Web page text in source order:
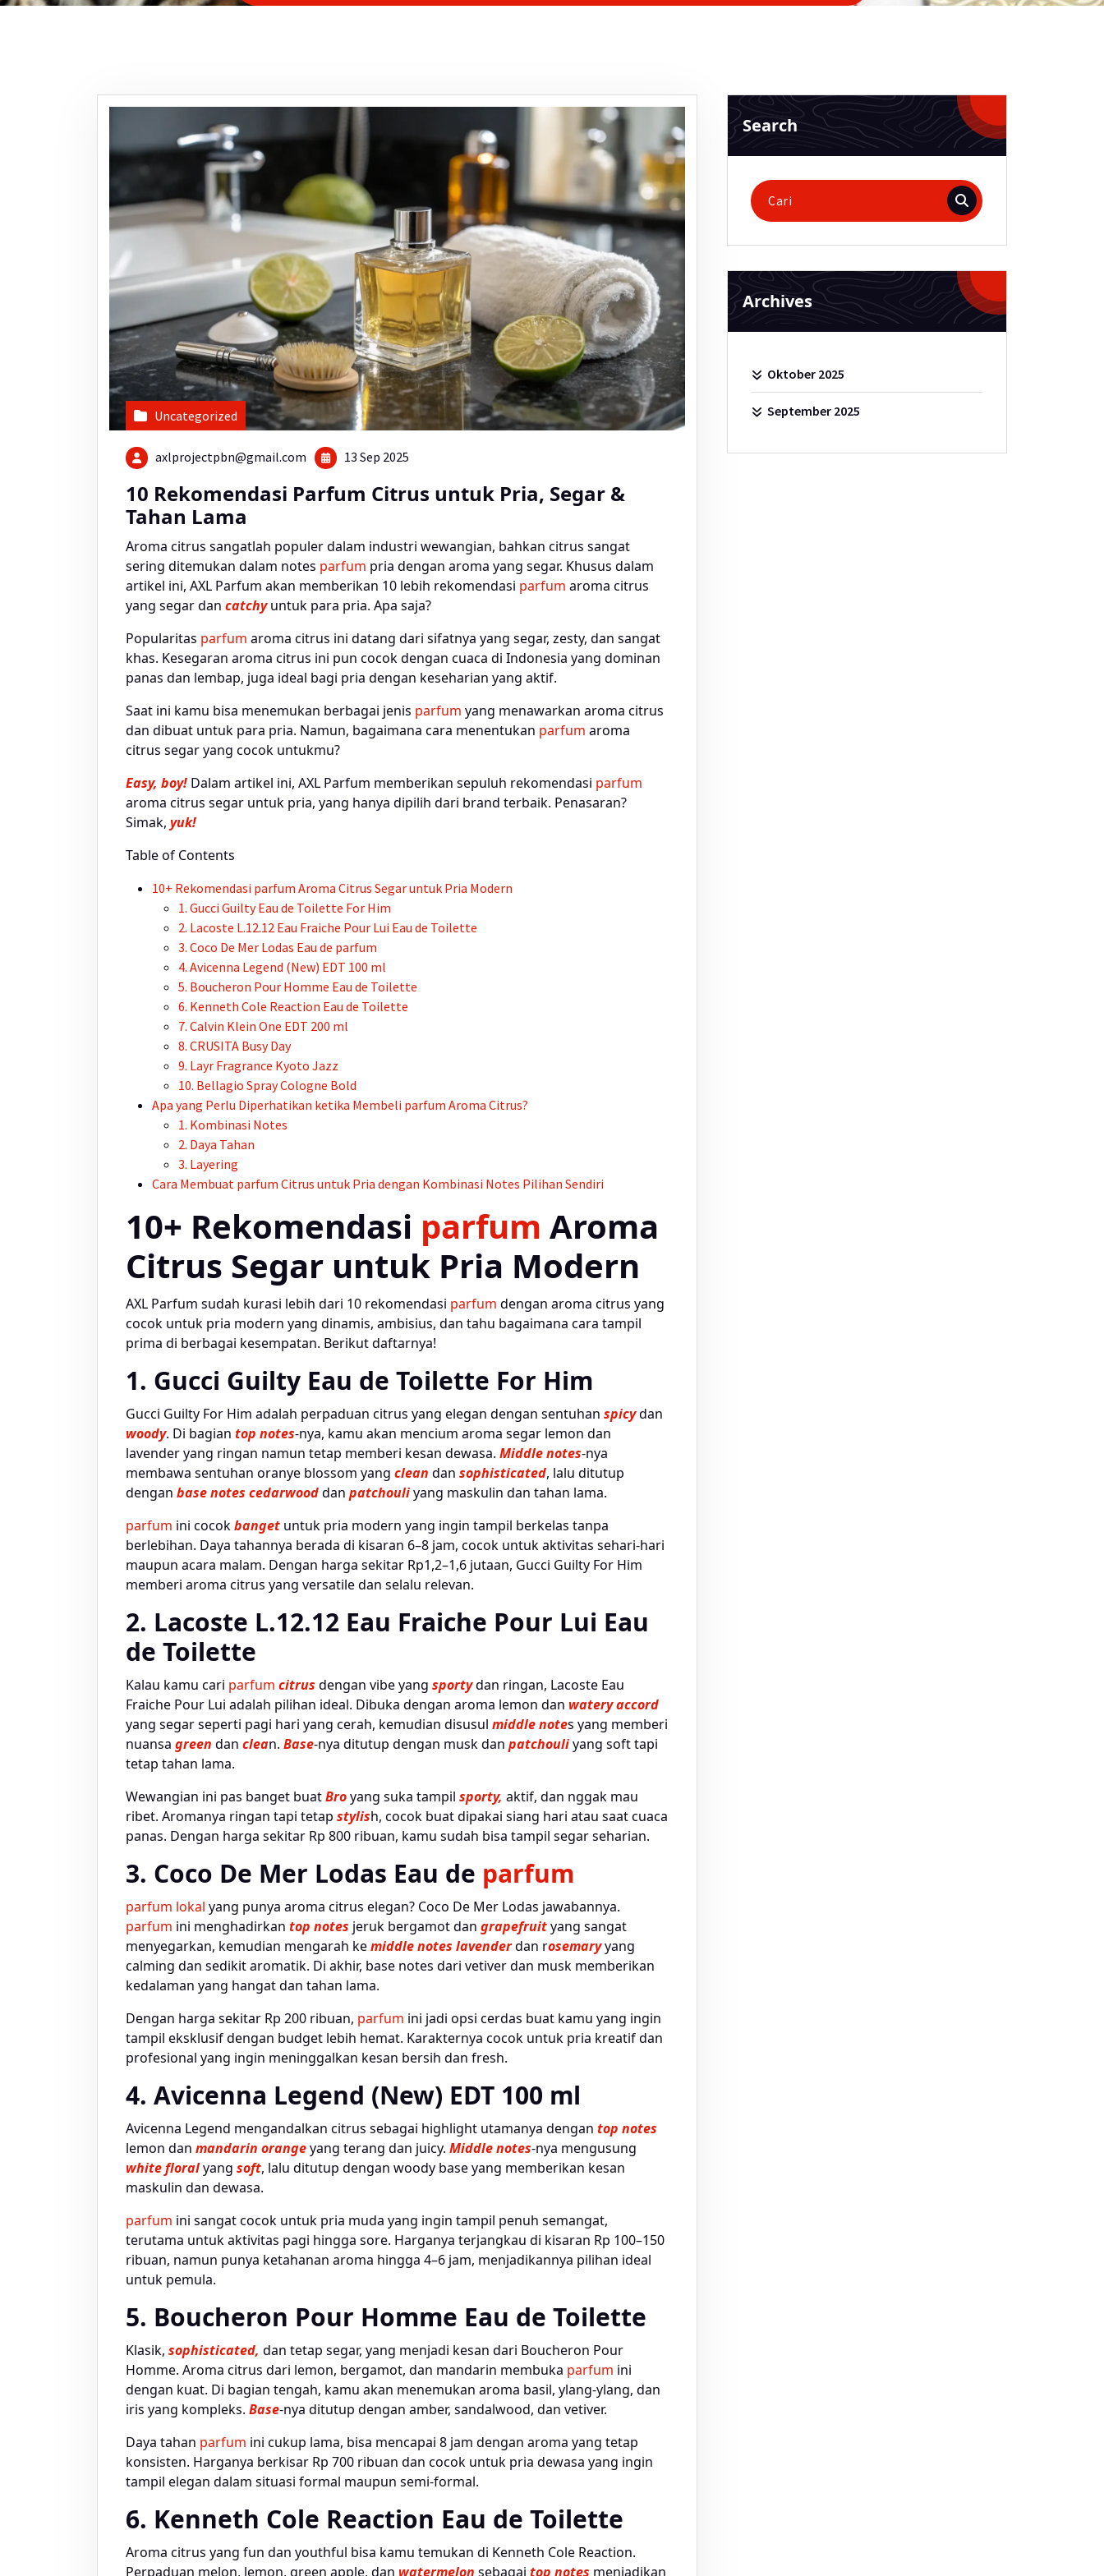
Uncategorized
axlprojectpbn@gmail.com 13 Sep 2025
10 Rekomendasi Parfum Citrus untuk Pria, Segar &
Tahan Lama
Aroma citrus sangatlah populer dalam industri wewangian, bahkan citrus sangat
sering ditemukan dalam notes parfum pria dengan aroma yang segar. Khusus dalam
artikel ini, AXL Parfum akan memberikan 10 lebih rekomendasi parfum aroma citrus
yang segar dan catchyuntuk para pria. Apa saja?
Popularitas parfum aroma citrus ini datang dari sifatnya yang segar, zesty, dan sangat
khas. Kesegaran aroma citrus ini pun cocok dengan cuaca di Indonesia yang dominan
panas dan lembap, juga ideal bagi pria dengan keseharian yang aktif.
Saat ini kamu bisa menemukan berbagai jenis parfum yang menawarkan aroma citrus
dan dibuat untuk para pria. Namun, bagaimana cara menentukan parfum aroma
citrus segar yang cocok untukmu?
Easy, boy! Dalam artikel ini, AXL Parfum memberikan sepuluh rekomendasi parfum
aroma citrus segar untuk pria, yang hanya dipilih dari brand terbaik. Penasaran?
Simak, yuk!
Table of Contents
10+ Rekomendasi parfum Aroma Citrus Segar untuk Pria Modern
1. Gucci Guilty Eau de Toilette For Him
2. Lacoste L.12.12 Eau Fraiche Pour Lui Eau de Toilette
3. Coco De Mer Lodas Eau de parfum
4. Avicenna Legend (New) EDT 100 ml
5. Boucheron Pour Homme Eau de Toilette
6. Kenneth Cole Reaction Eau de Toilette
7. Calvin Klein One EDT 200 ml
8. CRUSITA Busy Day
9. Layr Fragrance Kyoto Jazz
10. Bellagio Spray Cologne Bold
Apa yang Perlu Diperhatikan ketika Membeli parfum Aroma Citrus?
1. Kombinasi Notes
2. Daya Tahan
3. Layering
Cara Membuat parfum Citrus untuk Pria dengan Kombinasi Notes Pilihan Sendiri
10+ Rekomendasi parfum Aroma
Citrus Segar untuk Pria Modern
AXL Parfum sudah kurasi lebih dari 10 rekomendasi parfum dengan aroma citrus yang
cocok untuk pria modern yang dinamis, ambisius, dan tahu bagaimana cara tampil
prima di berbagai kesempatan. Berikut daftarnya!
1. Gucci Guilty Eau de Toilette For Him
Gucci Guilty For Him adalah perpaduan citrus yang elegan dengan sentuhan spicydan
woody. Di bagian top notes-nya, kamu akan mencium aroma segar lemon dan
lavender yang ringan namun tetap memberi kesan dewasa. Middle notes-nya
membawa sentuhan oranye blossom yang clean dan sophisticated, lalu ditutup
dengan base notes cedarwooddan patchouliyang maskulin dan tahan lama.
parfum ini cocokbanget untuk pria modern yang ingin tampil berkelas tanpa
berlebihan. Daya tahannya berada di kisaran 6–8 jam, cocok untuk aktivitas sehari-hari
maupun acara malam. Dengan harga sekitar Rp1,2–1,6 jutaan, Gucci Guilty For Him
memberi aroma citrus yang versatile dan selalu relevan.
2. Lacoste L.12.12 Eau Fraiche Pour Lui Eau
de Toilette
Kalau kamu cari parfum citrus dengan vibe yang sportydan ringan, Lacoste Eau
Fraiche Pour Lui adalah pilihan ideal. Dibuka dengan aroma lemon dan wateryaccord
yang segar seperti pagi hari yang cerah, kemudian disusul middle notes yang memberi
nuansa green dan clean. Base-nya ditutup dengan musk dan patchouliyang soft tapi
tetap tahan lama.
Wewangian ini pas banget buatBroyang suka tampil sporty, aktif, dan nggak mau
ribet. Aromanya ringan tapi tetap stylish, cocok buat dipakai siang hari atau saat cuaca
panas. Dengan harga sekitar Rp 800 ribuan, kamu sudah bisa tampil segar seharian.
3. Coco De Mer Lodas Eau de parfum
parfum lokal yang punya aroma citrus elegan? Coco De Mer Lodas jawabannya.
parfum ini menghadirkan top notes jeruk bergamot dan grapefruityang sangat
menyegarkan, kemudian mengarah kemiddle notes lavenderdan rosemaryyang
calming dan sedikit aromatik. Di akhir, base notes dari vetiver dan musk memberikan
kedalaman yang hangat dan tahan lama.
Dengan harga sekitar Rp 200 ribuan, parfum ini jadi opsi cerdas buat kamu yang ingin
tampil eksklusif dengan budget lebih hemat. Karakternya cocok untuk pria kreatif dan
profesional yang ingin meninggalkan kesan bersih dan fresh.
4. Avicenna Legend (New) EDT 100 ml
Avicenna Legend mengandalkan citrus sebagai highlight utamanya dengan top notes
lemon dan mandarin orangeyang terang dan juicy. Middle notes-nya mengusung
white floralyang soft, lalu ditutup dengan woody base yang memberikan kesan
maskulin dan dewasa.
parfum ini sangat cocok untuk pria muda yang ingin tampil penuh semangat,
terutama untuk aktivitas pagi hingga sore. Harganya terjangkau di kisaran Rp 100–150
ribuan, namun punya ketahanan aroma hingga 4–6 jam, menjadikannya pilihan ideal
untuk pemula.
5. Boucheron Pour Homme Eau de Toilette
Klasik, sophisticated, dan tetap segar, yang menjadi kesan dari Boucheron Pour
Homme. Aroma citrus dari lemon, bergamot, dan mandarin membuka parfum ini
dengan kuat. Di bagian tengah, kamu akan menemukan aroma basil, ylang-ylang, dan
iris yang kompleks. Base-nya ditutup dengan amber, sandalwood, dan vetiver.
Daya tahan parfum ini cukup lama, bisa mencapai 8 jam dengan aroma yang tetap
konsisten. Harganya berkisar Rp 700 ribuan dan cocok untuk pria dewasa yang ingin
tampil elegan dalam situasi formal maupun semi-formal.
6. Kenneth Cole Reaction Eau de Toilette
Aroma citrus yang fun dan youthful bisa kamu temukan di Kenneth Cole Reaction.
Perpaduan melon, lemon, green apple, dan watermelon sebagai top notes menjadikan
Search
Pencarian
untuk:
Archives
Oktober 2025
September 2025